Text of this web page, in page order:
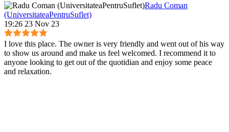
Radu Coman
(UniversitateaPentruSuflet)
19:26 23 Nov 23
I love this place. The owner is very friendly and went out of his way
to show us around and make us feel welcomed. I recommend it to
anyone looking to get out of the quotidian and enjoy some peace
and relaxation.